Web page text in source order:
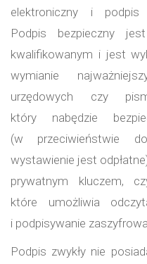
elektroniczny i podpis
Podpis bezpieczny
kwalifikowanym i jest
wymianie
urzędowych czy
który nabędzie
(w przeciwieństwie
wystawienie jest
prywatnym kluczem,
które umożliwia
i podpisywanie
Podpis zwykły nie